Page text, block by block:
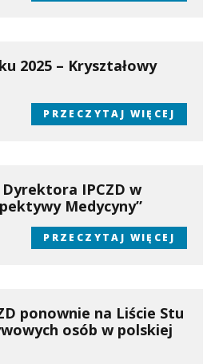
2025 – Kryształowy
PRZECZYTAJ WIĘCEJ
IPCZD w
Medycyny”
PRZECZYTAJ WIĘCEJ
ponownie na Liście Stu
osób w polskiej